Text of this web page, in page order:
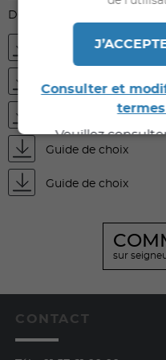
DOCUMENTS À
FDES
Fiche technique
Guide de choix
Guide de choix
sur
CONTACT
Consulter et
Veuillez
Confidentialité